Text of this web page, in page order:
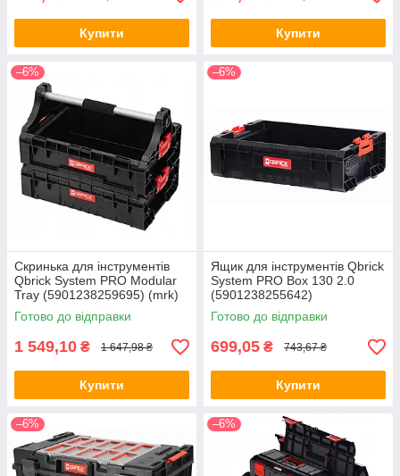
Купити Купити
–6%
Скринька для інструментів
Qbrick System PRO Modular
Tray (5901238259695) (mrk)
Готово до відправки
1 549,10 ₴ 1 647,98 ₴
Купити
–6%
Ящик для інструментів Qbrick
System PRO Box 130 2.0
(5901238255642)
Готово до відправки
699,05 ₴ 743,67 ₴
Купити
–6% –6%